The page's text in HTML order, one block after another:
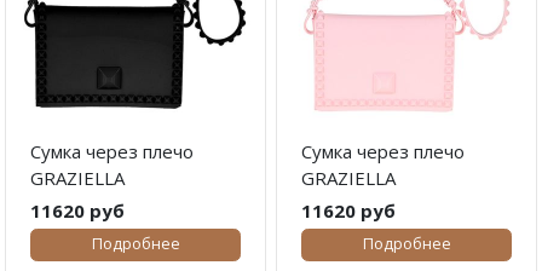
Сумка через плечо
GRAZIELLA
11620 руб
Подробнее
Сумка через плечо
GRAZIELLA
11620 руб
Подробнее